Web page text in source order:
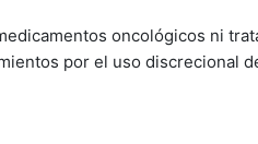
oncológicos ni
por el uso discrecional